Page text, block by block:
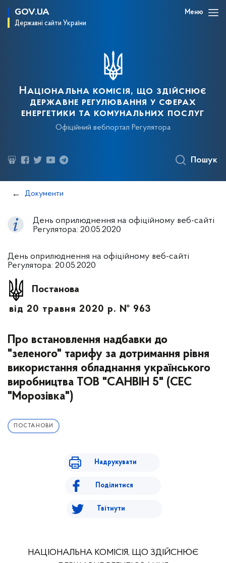
GOV.UA
Державні сайти України
Меню
Національна комісія, що здійснює
державне регулювання у сферах
енергетики та комунальних послуг
Офіційний вебпортал Регулятора
Пошук
Документи
День оприлюднення на офіційному веб-сайті
Регулятора: 20.05.2020
День оприлюднення на офіційному веб-сайті
Регулятора: 20.05.2020
Постанова
від 20 травня 2020 р. № 963
Про встановлення надбавки до
"зеленого" тарифу за дотримання рівня
використання обладнання українського
виробництва ТОВ "САНВІН 5" (СЕС
"Морозівка")
ПОСТАНОВИ
Надрукувати
Поділитися
Твітнути
НАЦІОНАЛЬНА КОМІСІЯ, ЩО ЗДІЙСНЮЄ